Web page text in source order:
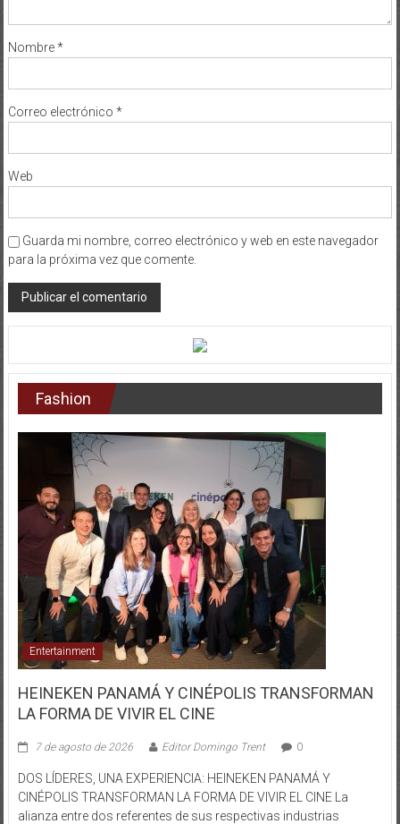
Nombre*
Correo electrónico *
Web
Guarda mi nombre, correo electrónico y web en este navegador
para la próxima vez que comente.
Fashion
Entertainment
HEINEKEN PANAMÁ Y CINÉPOLIS TRANSFORMAN
LA FORMA DE VIVIR EL CINE
7 de agosto de 2026 Editor Domingo Trent 0
DOS LÍDERES, UNA EXPERIENCIA: HEINEKEN PANAMÁ Y
CINÉPOLIS TRANSFORMAN LA FORMA DE VIVIR EL CINE La
alianza entre dos referentes de sus respectivas industrias